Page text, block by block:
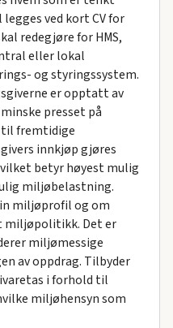
ved kort CV for
redegjøre for HMS,
eller lokal
og styringssystem.
er opptatt av
presset på
fremtidige
innkjøp gjøres
betyr høyest mulig
miljøbelastning.
miljøprofil og om
miljøpolitikk. Det er
miljømessige
av oppdrag. Tilbyder
i forhold til
miljøhensyn som